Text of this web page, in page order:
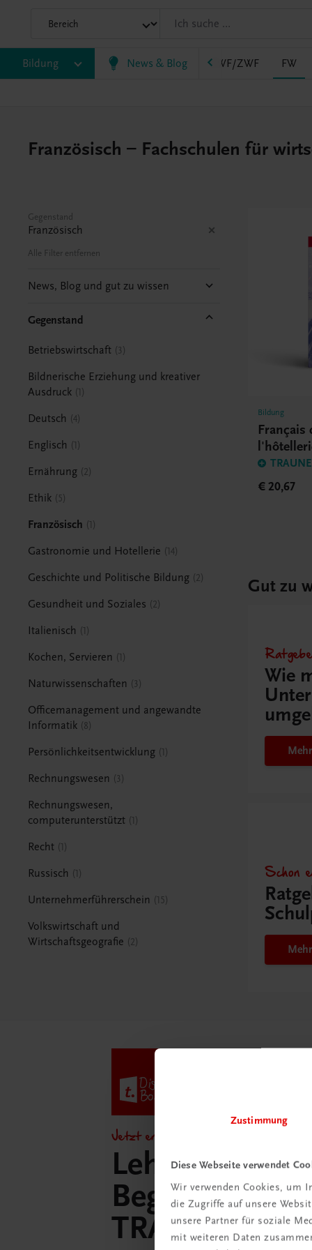
Zustimmung
Diese Webseite verwendet
Wir verwenden Cookies, um
die Zugriffe auf unsere
unsere Partner für soziale
mit weiteren Daten
Bildung News & Blog
BAFEP/BASOP BRP BS EWF/ZWF FW
Französisch – Fachschulen für
Gegenstand
Französisch
Alle Filter entfernen
News, Blog und gut zu wissen
Gegenstand
Betriebswirtschaft 3
Bildnerische Erziehung und kreativer
Ausdruck 1
Deutsch 4
Englisch 1
Ernährung 2
Ethik 5
Französisch 1
Gastronomie und Hotellerie 14
Geschichte und Politische Bildung 2
Gesundheit und Soziales 2
Italienisch 1
Kochen, Servieren 1
Naturwissenschaften 3
Officemanagement und angewandte
Informatik 8
Persönlichkeitsentwicklung 1
Rechnungswesen 3
Rechnungswesen,
computerunterstützt 1
Recht 1
Russisch 1
Unternehmerführerschein 15
Volkswirtschaft und
Wirtschaftsgeografie
2
Bildung
Français
€ 20,67
Gut zu
Wie
Schon
Jetzt entdecken!
Lehrer/innen-
Begleitpakete
TRAUNER-